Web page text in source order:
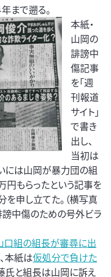
まで遡る。
本紙・
山岡の
誹謗中
傷記事
を「週
刊報道
サイト」
で書き
出し、
当初は
には山岡が暴力団の組
円もらったという記事を
申し立てた。（横写真
中傷のための号外ビラ
口組の組長が審尋に出
本紙は仮処分で負けた
氏と組長は山岡に訴え